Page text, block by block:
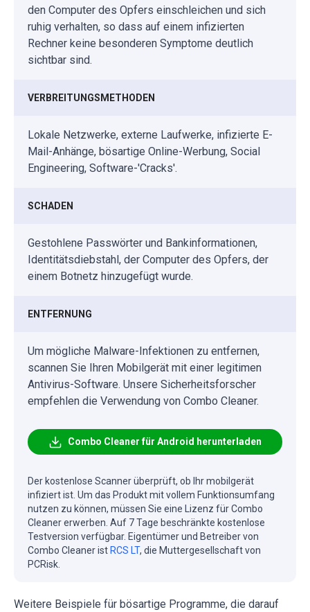
den Computer des Opfers einschleichen und sich
ruhig verhalten, so dass auf einem infizierten
Rechner keine besonderen Symptome deutlich
sichtbar sind.
VERBREITUNGSMETHODEN
Lokale Netzwerke, externe Laufwerke, infizierte E-
Mail-Anhänge, bösartige Online-Werbung, Social
Engineering, Software-'Cracks'.
SCHADEN
Gestohlene Passwörter und Bankinformationen,
Identitätsdiebstahl, der Computer des Opfers, der
einem Botnetz hinzugefügt wurde.
ENTFERNUNG
Um mögliche Malware-Infektionen zu entfernen,
scannen Sie Ihren Mobilgerät mit einer legitimen
Antivirus-Software. Unsere Sicherheitsforscher
empfehlen die Verwendung von Combo Cleaner.
Combo Cleaner für Android herunterladen
Der kostenlose Scanner überprüft, ob Ihr mobilgerät
infiziert ist. Um das Produkt mit vollem Funktionsumfang
nutzen zu können, müssen Sie eine Lizenz für Combo
Cleaner erwerben. Auf 7 Tage beschränkte kostenlose
Testversion verfügbar. Eigentümer und Betreiber von
Combo Cleaner ist RCS LT, die Muttergesellschaft von
PCRisk.
Weitere Beispiele für bösartige Programme, die darauf